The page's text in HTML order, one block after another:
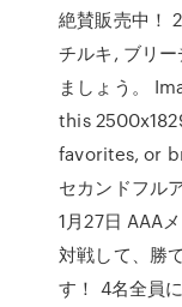
絶賛販売中！
チルキ, ブリ
ましょう。
this
favorites, or
セカンドフル
1月27日 AAA
対戦して、勝
す！ 4名全員